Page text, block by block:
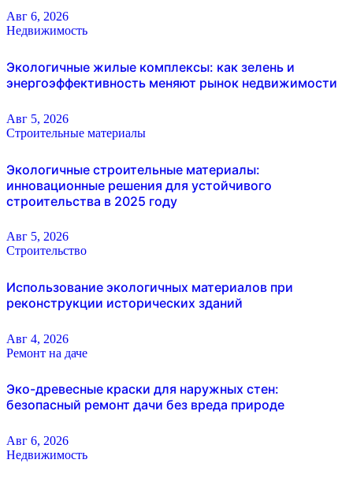
Авг 6, 2026
Недвижимость
Экологичные жилые комплексы: как зелень и
энергоэффективность меняют рынок недвижимости
Авг 5, 2026
Строительные материалы
Экологичные строительные материалы:
инновационные решения для устойчивого
строительства в 2025 году
Авг 5, 2026
Строительство
Использование экологичных материалов при
реконструкции исторических зданий
Авг 4, 2026
Ремонт на даче
Эко-древесные краски для наружных стен:
безопасный ремонт дачи без вреда природе
Авг 6, 2026
Недвижимость